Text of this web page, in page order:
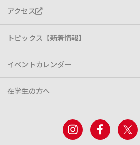
アクセス
トピックス【新着情報】
イベントカレンダー
在学生の方へ